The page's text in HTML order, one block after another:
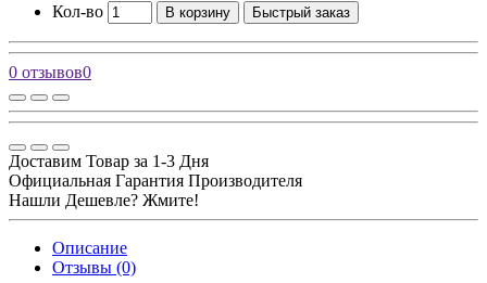
Кол-во В корзину Быстрый заказ
0 отзывов0
Доставим Товар за 1-3 Дня
Официальная Гарантия Производителя
Нашли Дешевле? Жмите!
Описание
Отзывы (0)